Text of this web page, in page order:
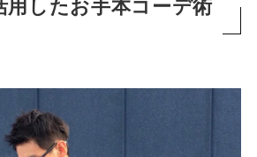
用したお手本コーデ術